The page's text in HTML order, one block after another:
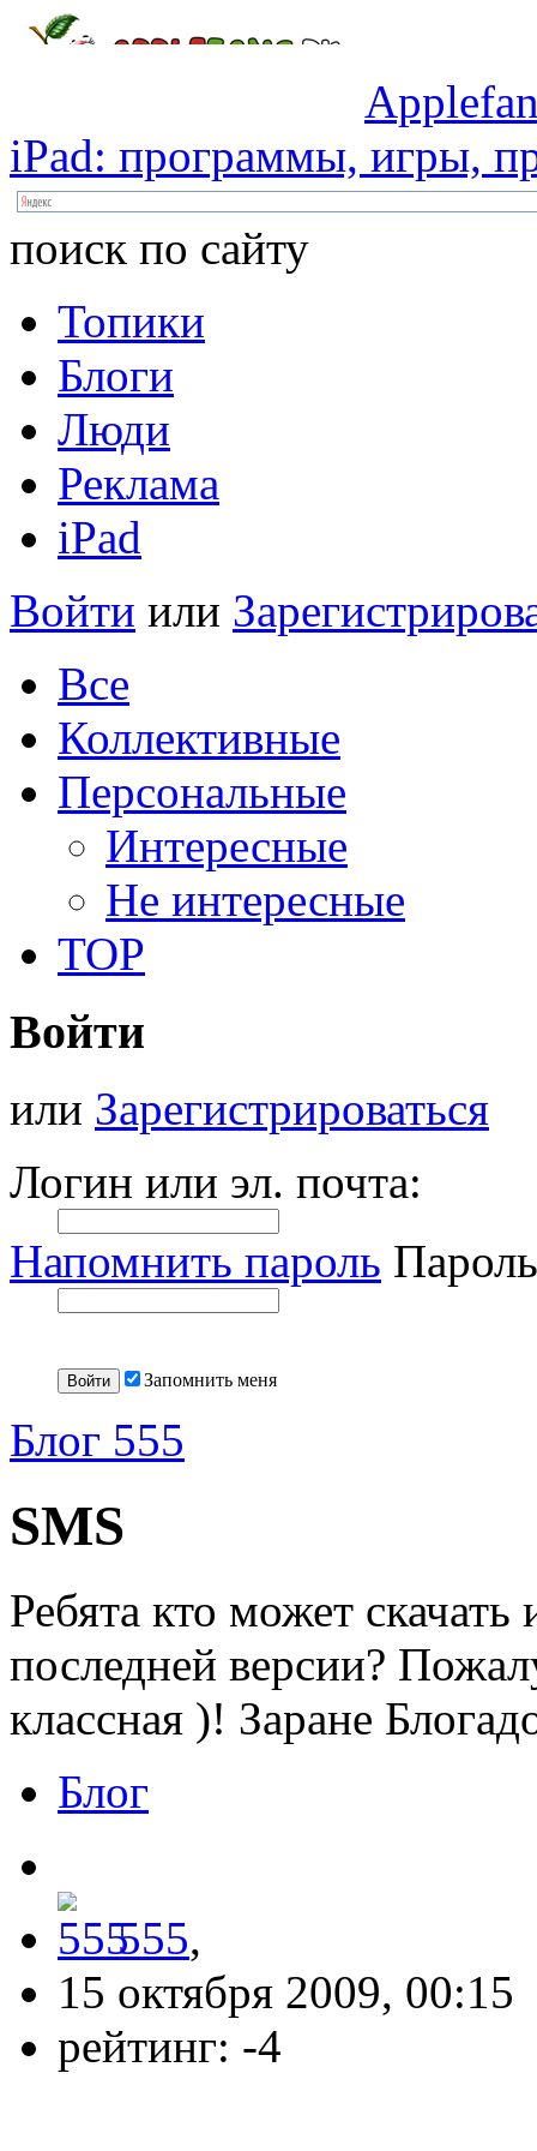
iPad: программы, игры,
поиск по сайту
Топики
Блоги
Люди
Реклама
iPad
Войти или
Все
Коллективные
Персональные
Интересные
Не интересные
TOP
Войти
или Зарегистрироваться
Логин или эл. почта:
Напомнить пароль
Запомнить меня
Блог 555
SMS
Ребята кто может
последней версии?
классная )! Заране
Блог
555,
15 октября 2009, 00:15
рейтинг: -4